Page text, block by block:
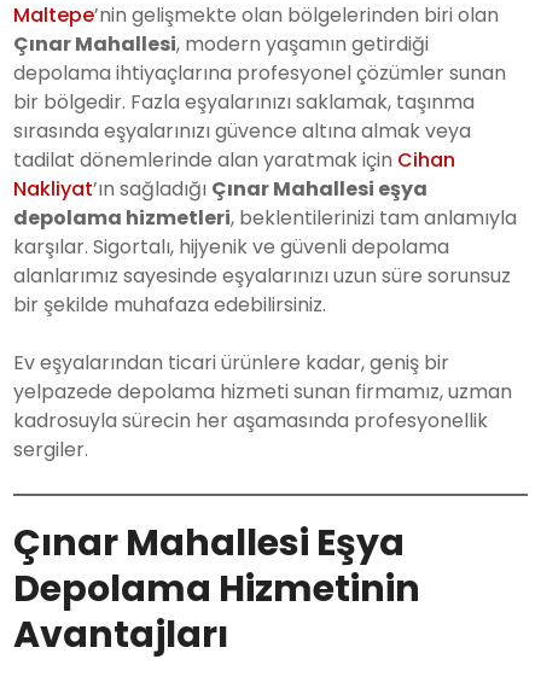
Maltepe’nin gelişmekte olan bölgelerinden biri olan
Çınar Mahallesi, modern yaşamın getirdiği
depolama ihtiyaçlarına profesyonel çözümler sunan
bir bölgedir. Fazla eşyalarınızı saklamak, taşınma
sırasında eşyalarınızı güvence altına almak veya
tadilat dönemlerinde alan yaratmak için Cihan
Nakliyat’ın sağladığı Çınar Mahallesi eşya
depolama hizmetleri, beklentilerinizi tam anlamıyla
karşılar. Sigortalı, hijyenik ve güvenli depolama
alanlarımız sayesinde eşyalarınızı uzun süre sorunsuz
bir şekilde muhafaza edebilirsiniz.
Ev eşyalarından ticari ürünlere kadar, geniş bir
yelpazede depolama hizmeti sunan firmamız, uzman
kadrosuyla sürecin her aşamasında profesyonellik
sergiler.
Çınar Mahallesi Eşya
Depolama Hizmetinin
Avantajları